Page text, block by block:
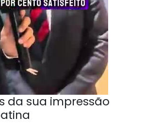
da sua impressão